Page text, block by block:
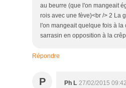
au beurre (que l'on mangeait
rois avec une fève)<br /> 2 La
l'on mangeait quelque fois à
sarrasin en opposition à la
Répondre
P Ph L 27/02/2015 09:42